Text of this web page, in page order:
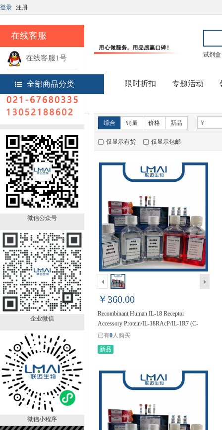
在线客服
在线客服1号
热线电话
微信公众号
企业微信
微信小程序
登录 注册
试剂盒
全部商品分类 限时折扣 专题活动
首页 实验试剂
Receptor Accessory Protein/IL-
18RAcP/IL-1R7 (C-6His)
LMCF80378
￥360.00
已有0 人购买
Recombinant Human Interleukin-
17B/IL-17B (C-Fc)
LMCF80377
￥720.00
已有0 人购买
综合 销量 价格 新品
仅显示有货 仅显示包邮
￥360.00
Recombinant Human IL-18 Receptor
Accessory Protein/IL-18RAcP/IL-1R7 (C-
6His) LMCF80378
已有0人购买
新品